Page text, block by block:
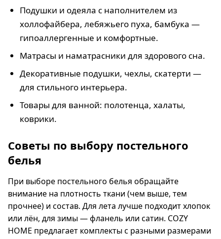
Подушки и одеяла с наполнителем из
холлофайбера, лебяжьего пуха, бамбука —
гипоаллергенные и комфортные.
Матрасы и наматрасники для здорового сна.
Декоративные подушки, чехлы, скатерти —
для стильного интерьера.
Товары для ванной: полотенца, халаты,
коврики.
Советы по выбору постельного
белья
При выборе постельного белья обращайте
внимание на плотность ткани (чем выше, тем
прочнее) и состав. Для лета лучше подходит хлопок
или лён, для зимы — фланель или сатин. COZY
HOME предлагает комплекты с разными размерами